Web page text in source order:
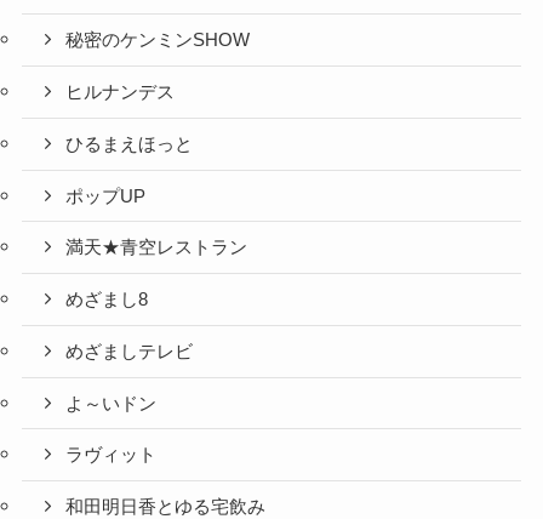
秘密のケンミンSHOW
ヒルナンデス
ひるまえほっと
ポップUP
満天★青空レストラン
めざまし8
めざましテレビ
よ～いドン
ラヴィット
和田明日香とゆる宅飲み